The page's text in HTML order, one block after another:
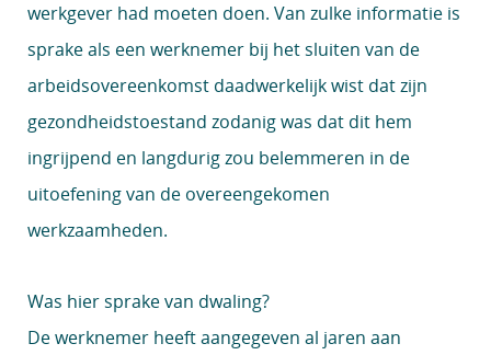
werkgever had moeten doen. Van zulke informatie is
sprake als een werknemer bij het sluiten van de
arbeidsovereenkomst daadwerkelijk wist dat zijn
gezondheidstoestand zodanig was dat dit hem
ingrijpend en langdurig zou belemmeren in de
uitoefening van de overeengekomen
werkzaamheden.
Was hier sprake van dwaling?
De werknemer heeft aangegeven al jaren aan